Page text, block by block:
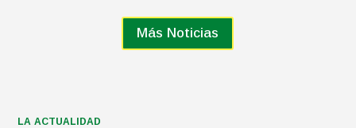
Más Noticias
LA ACTUALIDAD